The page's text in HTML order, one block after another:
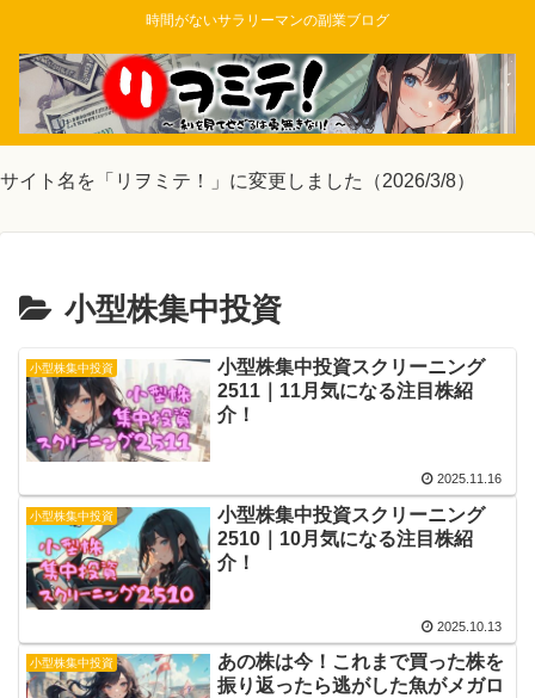
時間がないサラリーマンの副業ブログ
サイト名を「リヲミテ！」に変更しました（2026/3/8）
小型株集中投資
小型株集中投資
小型株集中投資スクリーニング
2511｜11月気になる注目株紹
介！
2025.11.16
小型株集中投資
小型株集中投資スクリーニング
2510｜10月気になる注目株紹
介！
2025.10.13
小型株集中投資
あの株は今！これまで買った株を
振り返ったら逃がした魚がメガロ